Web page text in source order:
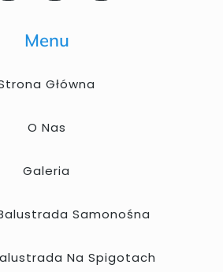
Menu
Główna
O Nas
Galeria
Samonośna
Na Spigotach